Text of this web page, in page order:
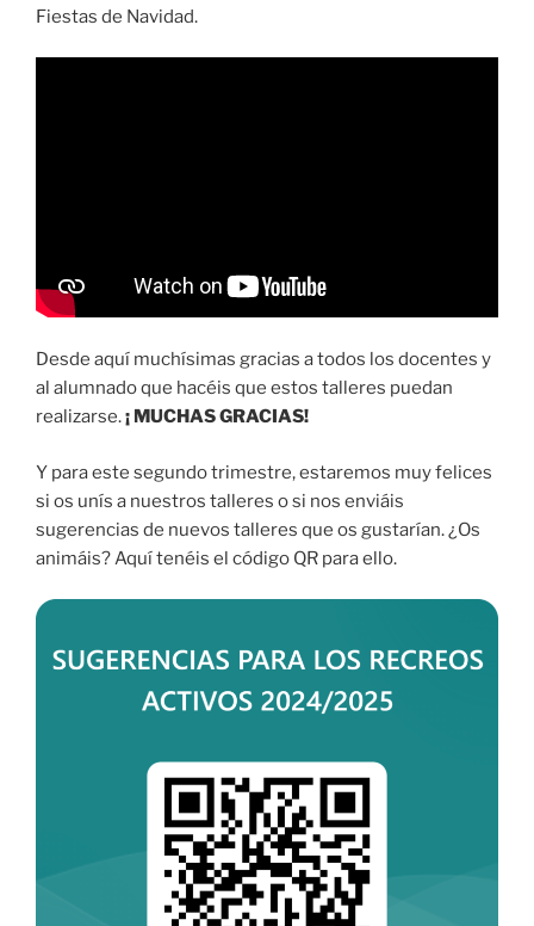
Fiestas de Navidad.
Desde aquí muchísimas gracias a todos los docentes y
al alumnado que hacéis que estos talleres puedan
realizarse.¡ MUCHAS GRACIAS!
Y para este segundo trimestre, estaremos muy felices
si os unís a nuestros talleres o si nos enviáis
sugerencias de nuevos talleres que os gustarían. ¿Os
animáis? Aquí tenéis el código QR para ello.